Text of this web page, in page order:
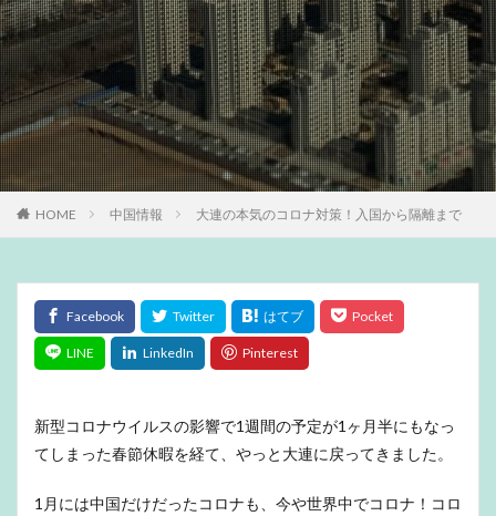
HOME 中国情報 大連の本気のコロナ対策！入国から隔離まで
新型コロナウイルスの影響で1週間の予定が1ヶ月半にもなっ
てしまった春節休暇を経て、やっと大連に戻ってきました。
1月には中国だけだったコロナも、今や世界中でコロナ！コロ